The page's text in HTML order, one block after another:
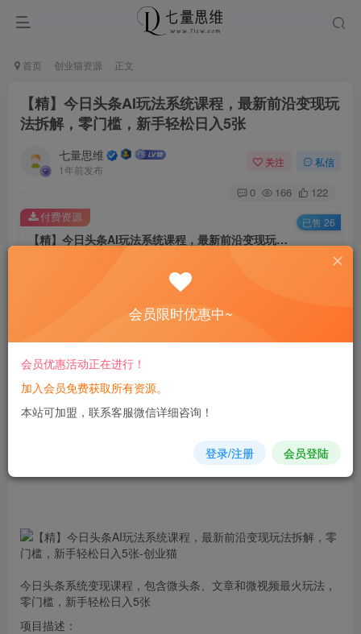
首页 创业猫资源 正文
【精】今日头条AI玩法系统课程，最新前沿变现玩
法拆解，零门槛，新手轻松日入5张
七量思维
1年前发布
关注 私信
0 166 122
【精】今日头条AI玩法系统课程，最新前沿变现玩法拆解，零门槛，新手轻松日入5张
8.8
免费
您当前未登录！建议登陆后购买，可保存购买订单
付费资源 已售 26
今日头条系统变现课程，包含微头条、文章和微视频最火玩法 ，
零门槛，新手轻松日入5张
项目描述：
会员限时优惠中~
会员优惠活动正在进行！
加入会员免费获取所有资源。
本站可加盟，联系客服微信详细咨询！
登录/注册 会员登陆